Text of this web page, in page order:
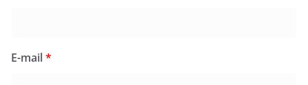
E-mail*